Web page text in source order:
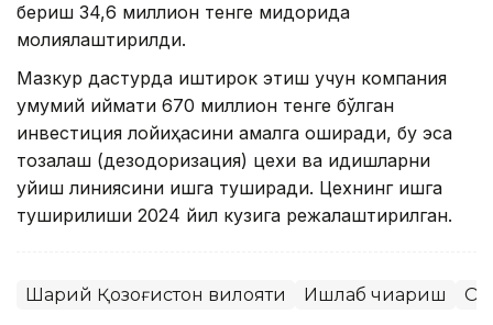
бериш 34,6 миллион тенге миқдорида
молиялаштирилди.
Мазкур дастурда иштирок этиш учун компания
умумий қиймати 670 миллион тенге бўлган
инвестиция лойиҳасини амалга оширади, бу эса
тозалаш (дезодоризация) цехи ва идишларни
қуйиш линиясини ишга туширади. Цехнинг ишга
туширилиши 2024 йил кузига режалаштирилган.
Шарқий Қозоғистон вилояти Ишлаб чиқариш